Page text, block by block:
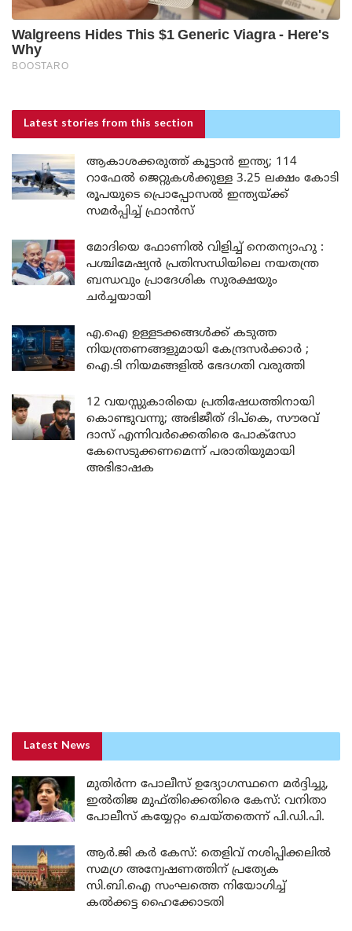
Latest stories from this section
ആകാശക്കരുത്ത് കൂട്ടാൻ ഇന്ത്യ; 114
റാഫേൽ ജെറ്റുകൾക്കുള്ള 3.25 ലക്ഷം കോടി
രൂപയുടെ പ്രൊപ്പോസൽ ഇന്ത്യയ്ക്ക്
സമർപ്പിച്ച് ഫ്രാൻസ്
മോദിയെ ഫോണിൽ വിളിച്ച് നെതന്യാഹു :
പശ്ചിമേഷ്യൻ പ്രതിസന്ധിയിലെ നയതന്ത്ര
ബന്ധവും പ്രാദേശിക സുരക്ഷയും
ചർച്ചയായി
എ.ഐ ഉള്ളടക്കങ്ങൾക്ക് കടുത്ത
നിയന്ത്രണങ്ങളുമായി കേന്ദ്രസർക്കാർ ;
ഐ.ടി നിയമങ്ങളിൽ ഭേദഗതി വരുത്തി
12 വയസ്സുകാരിയെ പ്രതിഷേധത്തിനായി
കൊണ്ടുവന്നു; അഭിജീത് ദിപ്കെ, സൗരവ്
ദാസ് എന്നിവർക്കെതിരെ പോക്സോ
കേസെടുക്കണമെന്ന് പരാതിയുമായി
അഭിഭാഷക
Latest News
മുതിർന്ന പോലീസ് ഉദ്യോഗസ്ഥനെ മർദ്ദിച്ചു,
ഇൽതിജ മുഫ്തിക്കെതിരെ കേസ്: വനിതാ
പോലീസ് കയ്യേറ്റം ചെയ്തതെന്ന് പി.ഡി.പി.
ആർ.ജി കർ കേസ്: തെളിവ് നശിപ്പിക്കലിൽ
സമഗ്ര അന്വേഷണത്തിന് പ്രത്യേക
സി.ബി.ഐ സംഘത്തെ നിയോഗിച്ച്
കൽക്കട്ട ഹൈക്കോടതി